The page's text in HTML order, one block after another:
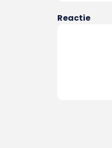
Reactie